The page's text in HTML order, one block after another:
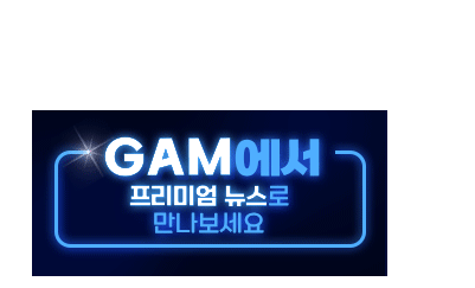
면 부식 물질"
화...외국인 노동자 숨져